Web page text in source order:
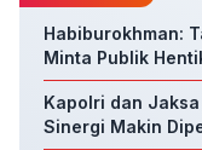
Habiburokhman:
Minta Publik
Kapolri dan Jaksa
Sinergi Makin